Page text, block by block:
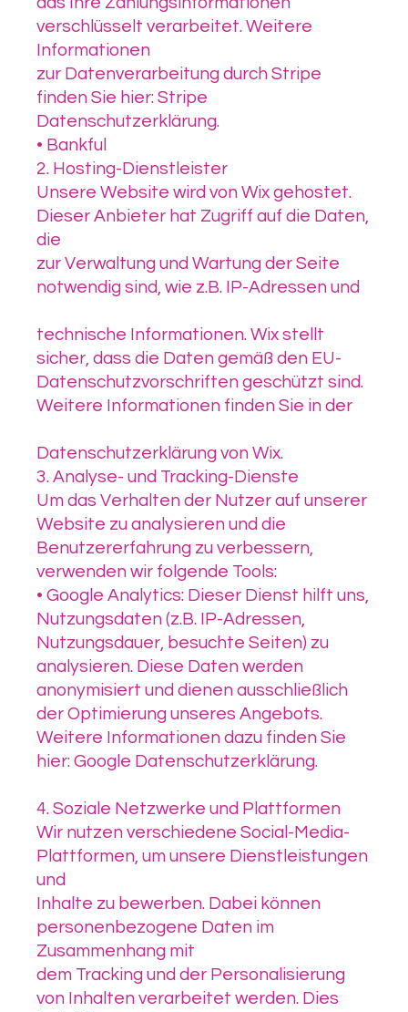
verschlüsselt verarbeitet. Weitere
Informationen
zur Datenverarbeitung durch Stripe
finden Sie hier: Stripe
Datenschutzerklärung.
• Bankful
2. Hosting-Dienstleister
Unsere Website wird von Wix gehostet.
Dieser Anbieter hat Zugriff auf die Daten,
die
zur Verwaltung und Wartung der Seite
notwendig sind, wie z.B. IP-Adressen und
technische Informationen. Wix stellt
sicher, dass die Daten gemäß den EU-
Datenschutzvorschriften geschützt sind.
Weitere Informationen finden Sie in der
Datenschutzerklärung von Wix.
3. Analyse- und Tracking-Dienste
Um das Verhalten der Nutzer auf unserer
Website zu analysieren und die
Benutzererfahrung zu verbessern,
verwenden wir folgende Tools:
• Google Analytics: Dieser Dienst hilft uns,
Nutzungsdaten (z.B. IP-Adressen,
Nutzungsdauer, besuchte Seiten) zu
analysieren. Diese Daten werden
anonymisiert und dienen ausschließlich
der Optimierung unseres Angebots.
Weitere Informationen dazu finden Sie
hier: Google Datenschutzerklärung.
4. Soziale Netzwerke und Plattformen
Wir nutzen verschiedene Social-Media-
Plattformen, um unsere Dienstleistungen
und
Inhalte zu bewerben. Dabei können
personenbezogene Daten im
Zusammenhang mit
dem Tracking und der Personalisierung
von Inhalten verarbeitet werden. Dies